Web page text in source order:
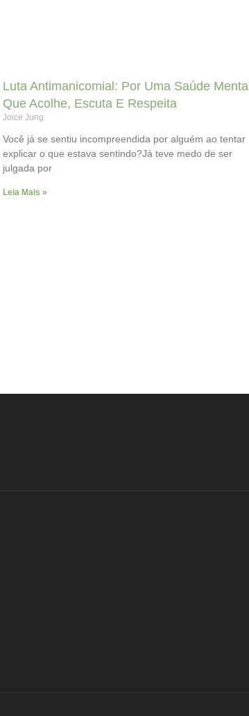
Luta Antimanicomial: Por Uma Saúde Mental
Que Acolhe, Escuta E Respeita
Joice Jung
Você já se sentiu incompreendida por alguém ao tentar
explicar o que estava sentindo?Já teve medo de ser
julgada por
Leia Mais »